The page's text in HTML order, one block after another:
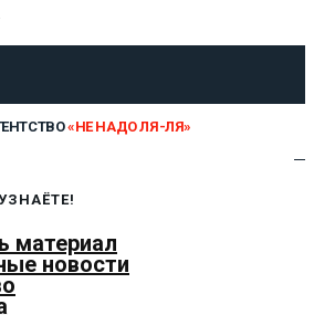
«НЕ НАДО ЛЯ-ЛЯ»
материал
новости